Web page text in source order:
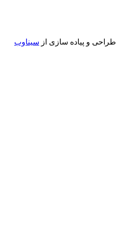
طراحی و پیاده سازی از سیناوب